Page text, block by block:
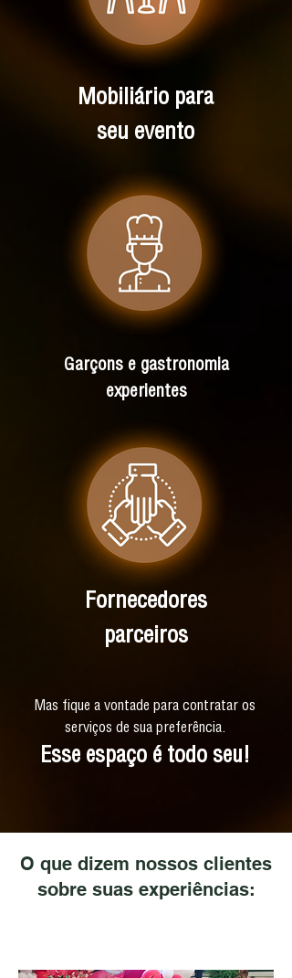
Mobiliário para
seu evento
Garçons e gastronomia
experientes
Fornecedores
parceiros
Mas fique a vontade para contratar os
serviços de sua preferência.
Esse espaço é todo seu!
O que dizem nossos clientes
sobre suas experiências: